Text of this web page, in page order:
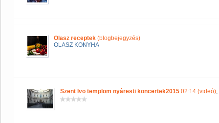
Olasz receptek (blogbejegyzés)
OLASZ KONYHA
Szent Ivo templom nyáresti koncertek2015 02:14 (videó),